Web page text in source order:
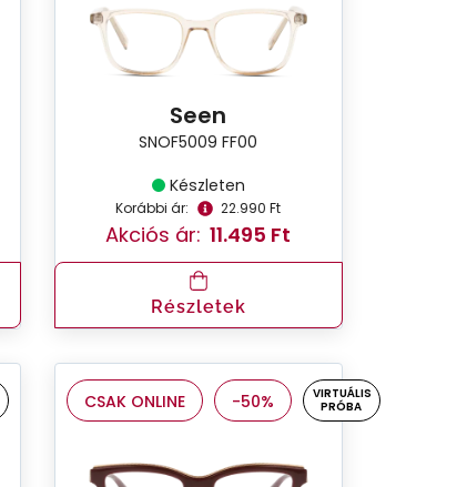
Seen
SNOF5009 FF00
Készleten
Korábbi ár: 22.990 Ft
Akciós ár: 11.495 Ft
Részletek
CSAK ONLINE -50%
VIRTUÁLIS
PRÓBA